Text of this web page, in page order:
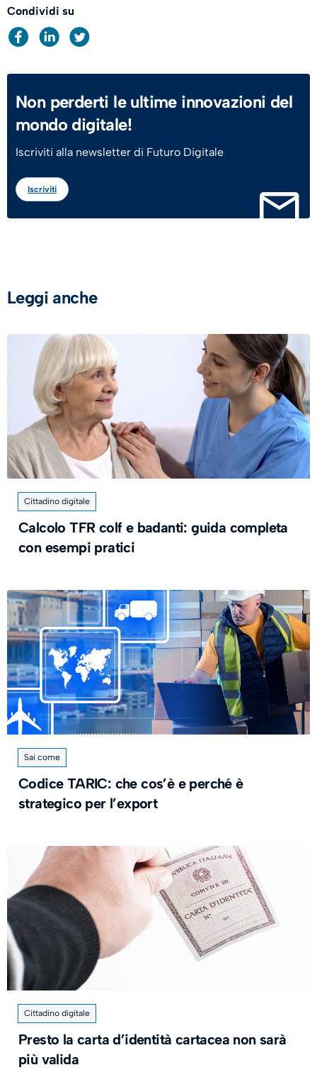
Condividi su
Non perderti le ultime innovazioni del
mondo digitale!
Iscriviti alla newsletter di Futuro Digitale
Iscriviti
Leggi anche
Cittadino digitale
Calcolo TFR colf e badanti: guida completa
con esempi pratici
Sai come
Codice TARIC: che cos’è e perché è
strategico per l’export
Cittadino digitale
Presto la carta d’identità cartacea non sarà
più valida